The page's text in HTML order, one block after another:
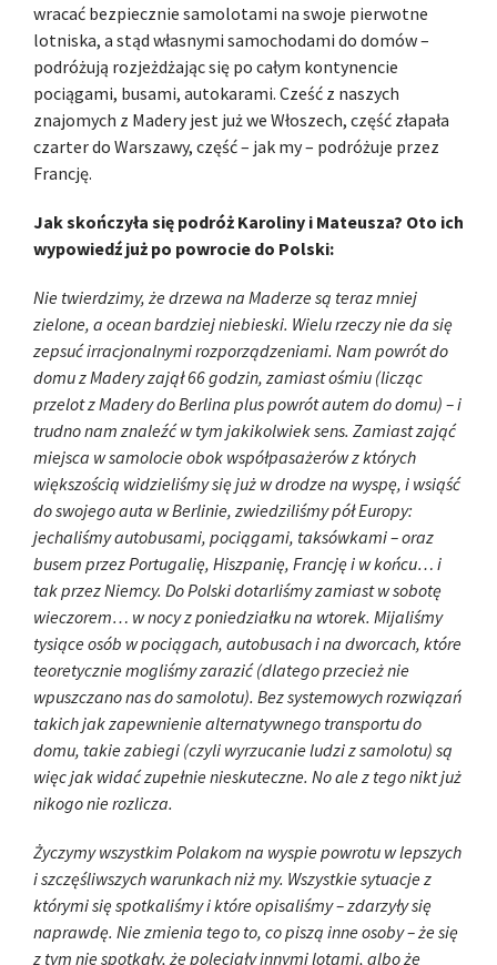
wracać bezpiecznie samolotami na swoje pierwotne
lotniska, a stąd własnymi samochodami do domów –
podróżują rozjeżdżając się po całym kontynencie
pociągami, busami, autokarami. Cześć z naszych
znajomych z Madery jest już we Włoszech, część złapała
czarter do Warszawy, część – jak my – podróżuje przez
Francję.
Jak skończyła się podróż Karoliny i Mateusza? Oto ich
wypowiedź już po powrocie do Polski:
Nie twierdzimy, że drzewa na Maderze są teraz mniej
zielone, a ocean bardziej niebieski. Wielu rzeczy nie da się
zepsuć irracjonalnymi rozporządzeniami. Nam powrót do
domu z Madery zajął 66 godzin, zamiast ośmiu (licząc
przelot z Madery do Berlina plus powrót autem do domu) – i
trudno nam znaleźć w tym jakikolwiek sens. Zamiast zająć
miejsca w samolocie obok współpasażerów z których
większością widzieliśmy się już w drodze na wyspę, i wsiąść
do swojego auta w Berlinie, zwiedziliśmy pół Europy:
jechaliśmy autobusami, pociągami, taksówkami – oraz
busem przez Portugalię, Hiszpanię, Francję i w końcu… i
tak przez Niemcy. Do Polski dotarliśmy zamiast w sobotę
wieczorem… w nocy z poniedziałku na wtorek. Mijaliśmy
tysiące osób w pociągach, autobusach i na dworcach, które
teoretycznie mogliśmy zarazić (dlatego przecież nie
wpuszczano nas do samolotu). Bez systemowych rozwiązań
takich jak zapewnienie alternatywnego transportu do
domu, takie zabiegi (czyli wyrzucanie ludzi z samolotu) są
więc jak widać zupełnie nieskuteczne. No ale z tego nikt już
nikogo nie rozlicza.
Życzymy wszystkim Polakom na wyspie powrotu w lepszych
i szczęśliwszych warunkach niż my. Wszystkie sytuacje z
którymi się spotkaliśmy i które opisaliśmy – zdarzyły się
naprawdę. Nie zmienia tego to, co piszą inne osoby – że się
z tym nie spotkały, że poleciały innymi lotami, albo że